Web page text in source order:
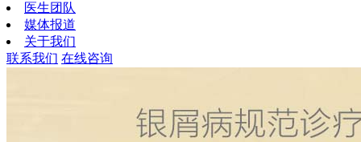
医生团队
媒体报道
关于我们
联系我们 在线咨询